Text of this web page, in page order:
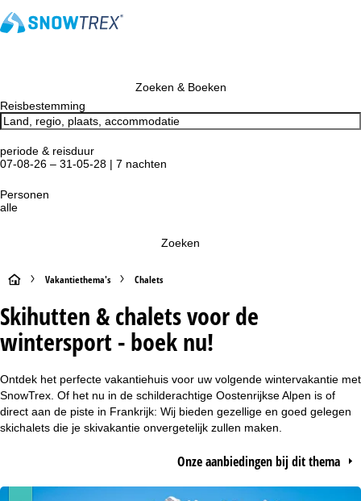
Zoeken & Boeken
Reisbestemming
periode & reisduur
07-08-26 – 31-05-28 | 7 nachten
Personen
alle
Zoeken
S
t
a
r
t
Vakantiethema's Chalets
Skihutten & chalets voor de
wintersport - boek nu!
Ontdek het perfecte vakantiehuis voor uw volgende wintervakantie met
SnowTrex. Of het nu in de schilderachtige Oostenrijkse Alpen is of
direct aan de piste in Frankrijk: Wij bieden gezellige en goed gelegen
skichalets die je skivakantie onvergetelijk zullen maken.
Onze aanbiedingen bij dit thema